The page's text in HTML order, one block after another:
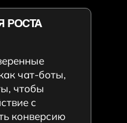
РОСТА
чат-боты,
чтобы
с
конверсию